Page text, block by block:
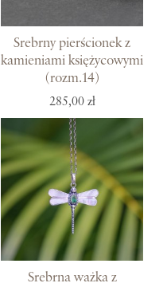
Srebrny pierścionek z
kamieniami księżycowymi
(rozm.14)
285,00 zł
Srebrna ważka z